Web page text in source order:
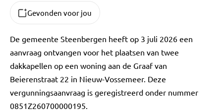
Gevonden voor jou
De gemeente Steenbergen heeft op 3 juli 2026 een
aanvraag ontvangen voor het plaatsen van twee
dakkapellen op een woning aan de Graaf van
Beierenstraat 22 in Nieuw-Vossemeer. Deze
vergunningsaanvraag is geregistreerd onder nummer
0851Z260700000195.